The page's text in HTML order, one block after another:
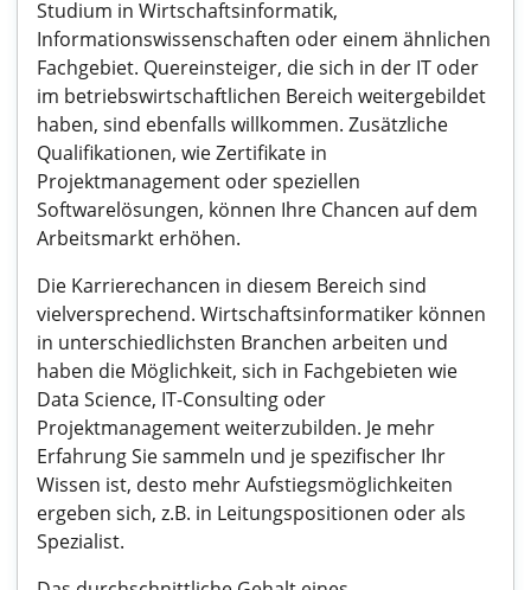
Studium in Wirtschaftsinformatik,
Informationswissenschaften oder einem ähnlichen
Fachgebiet. Quereinsteiger, die sich in der IT oder
im betriebswirtschaftlichen Bereich weitergebildet
haben, sind ebenfalls willkommen. Zusätzliche
Qualifikationen, wie Zertifikate in
Projektmanagement oder speziellen
Softwarelösungen, können Ihre Chancen auf dem
Arbeitsmarkt erhöhen.
Die Karrierechancen in diesem Bereich sind
vielversprechend. Wirtschaftsinformatiker können
in unterschiedlichsten Branchen arbeiten und
haben die Möglichkeit, sich in Fachgebieten wie
Data Science, IT-Consulting oder
Projektmanagement weiterzubilden. Je mehr
Erfahrung Sie sammeln und je spezifischer Ihr
Wissen ist, desto mehr Aufstiegsmöglichkeiten
ergeben sich, z.B. in Leitungspositionen oder als
Spezialist.